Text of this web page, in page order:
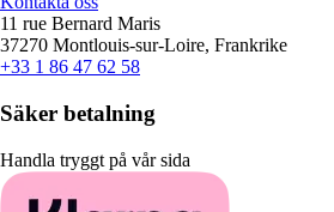
11 rue Bernard Maris
37270 Montlouis-sur-Loire, Frankrike
+33 1 86 47 62 58
Säker betalning
Handla tryggt på vår sida